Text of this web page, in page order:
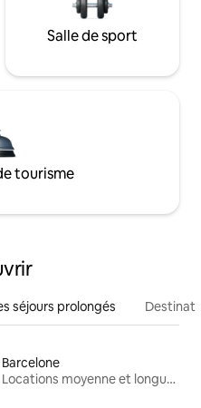
Salle de sport
tourisme
séjours prolongés
Barcelone
Locations moyenne et longue durée